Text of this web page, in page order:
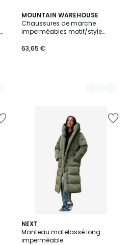
MOUNTAIN WAREHOUSE
Chaussures de marche
imperméables motif/style
63,65 €
4
Couleurs
NEXT
Manteau matelassé long
imperméable